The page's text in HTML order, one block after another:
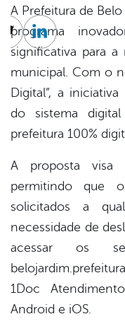
A Prefeitura de
programa
significativa para
municipal. Com o
Digital”, a
do sistema
prefeitura 100%
A proposta visa
permitindo que
solicitados a
necessidade de
acessar os
1Doc
Android e iOS.
Twitter
Linkedin